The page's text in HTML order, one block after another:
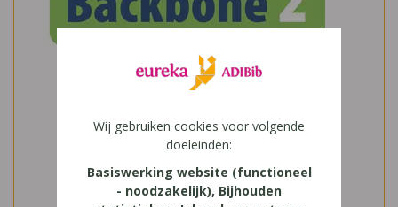
Wij gebruiken cookies voor volgende
doeleinden:
Basiswerking website (functioneel
- noodzakelijk), Bijhouden